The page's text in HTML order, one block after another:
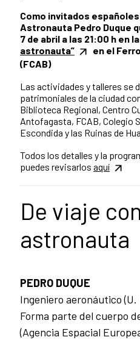
Como invitados
Astronauta Pedro Duque
7 de abril a las 21:00 h en
astronauta”
en el
(FCAB)
Las actividades y talleres se
patrimoniales de la ciudad
Biblioteca Regional, Centro
Antofagasta, FCAB, Colegio
Escondida y las Ruinas de
Todos los detalles y la
puedes revisarlos aquí
De viaje
astronauta
PEDRO DUQUE
Ingeniero aeronáutico
Forma parte del cuerpo
(Agencia Espacial